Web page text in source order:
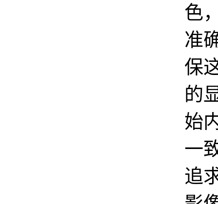
色
准
保
的
始
一
追